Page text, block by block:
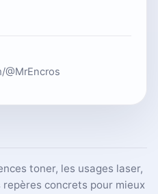
toner, les usages laser,
concrets pour mieux